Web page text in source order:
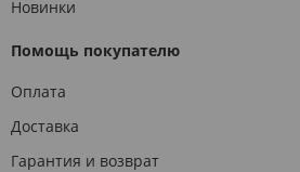
Новинки
Помощь покупателю
Оплата
Доставка
Гарантия и возврат